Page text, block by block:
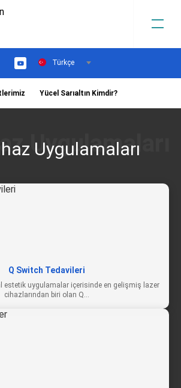
YouTubeTürkçe
Yücel Sarıaltın Kimdir?
Uygulamaları
Q Switch Tedavileri
estetik uygulamalar içerisinde en gelişmiş lazer
cihazlarından biri olan Q…